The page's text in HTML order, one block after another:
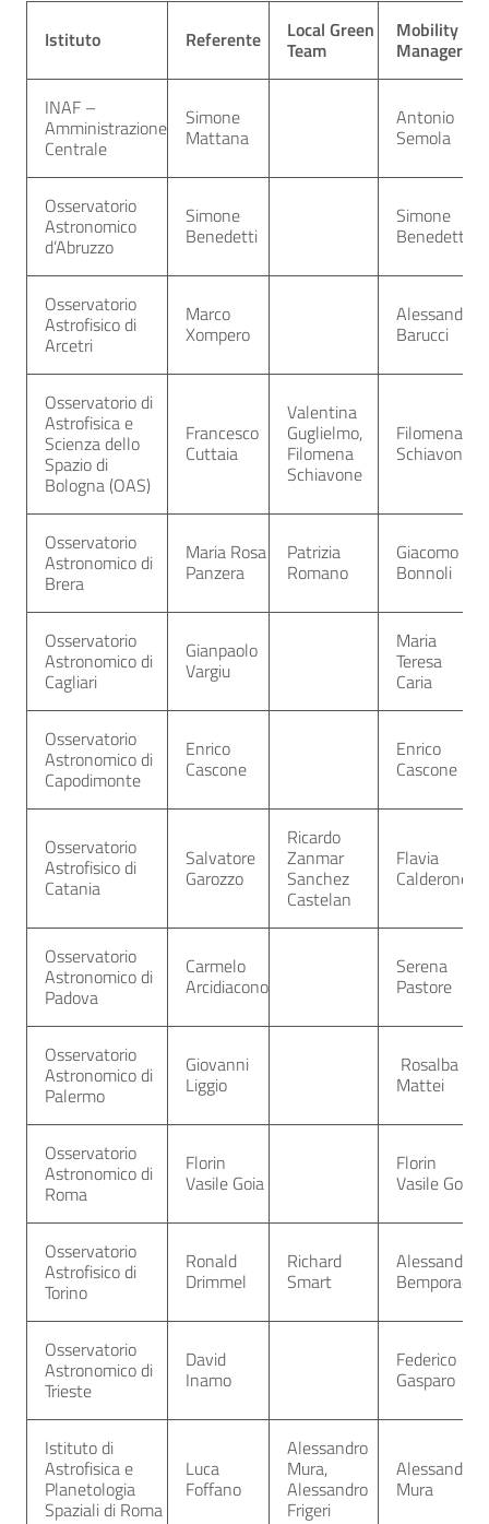
Istituto Referente Local Green
Team
Mobility
Manager
INAF –
Amministrazione
Centrale
Simone
Mattana
Antonio
Semola
Osservatorio
Astronomico
d’Abruzzo
Simone
Benedetti
Simone
Benedetti
Osservatorio
Astrofisico di
Arcetri
Marco
Xompero
Alessandro
Barucci
Osservatorio di
Astrofisica e
Scienza dello
Spazio di
Bologna (OAS)
Francesco
Cuttaia
Valentina
Guglielmo,
Filomena
Schiavone
Filomena
Schiavone
Osservatorio
Astronomico di
Brera
Maria Rosa
Panzera
Patrizia
Romano
Giacomo
Bonnoli
Osservatorio
Astronomico di
Cagliari
Gianpaolo
Vargiu
Maria
Teresa
Caria
Osservatorio
Astronomico di
Capodimonte
Enrico
Cascone
Enrico
Cascone
Osservatorio
Astrofisico di
Catania
Salvatore
Garozzo
Ricardo
Zanmar
Sanchez
Castelan
Flavia
Calderone
Osservatorio
Astronomico di
Padova
Carmelo
Arcidiacono
Serena
Pastore
Osservatorio
Astronomico di
Palermo
Giovanni
Liggio
Rosalba
Mattei
Osservatorio
Astronomico di
Roma
Florin
Vasile Goia
Florin
Vasile Goia
Osservatorio
Astrofisico di
Torino
Ronald
Drimmel
Richard
Smart
Alessandro
Bemporad
Osservatorio
Astronomico di
Trieste
David
Inamo
Federico
Gasparo
Istituto di
Astrofisica e
Planetologia
Spaziali di Roma
Luca
Foffano
Alessandro
Mura,
Alessandro
Frigeri
Alessandro
Mura